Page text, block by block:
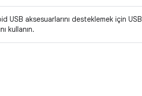
USB aksesuarlarını desteklemek için USB
kullanın.